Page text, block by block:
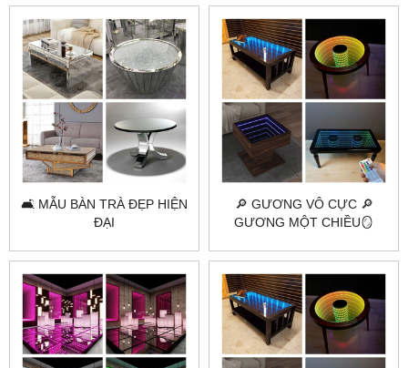
🛋️ MẪU BÀN TRÀ ĐẸP HIỆN
ĐẠI
🔎 GƯƠNG VÔ CỰC 🔎
GƯƠNG MỘT CHIỀU🪞